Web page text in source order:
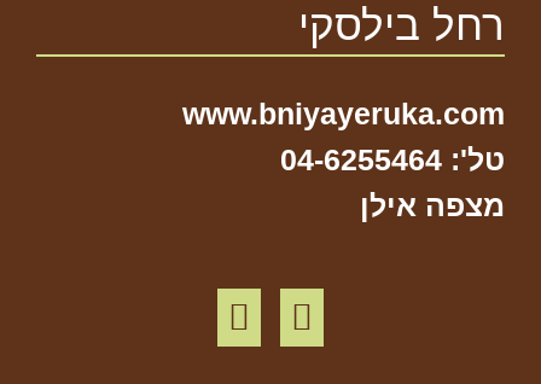
רחל בילסקי
www.bniyayeruka.com
טל': 04-6255464
מצפה אילן